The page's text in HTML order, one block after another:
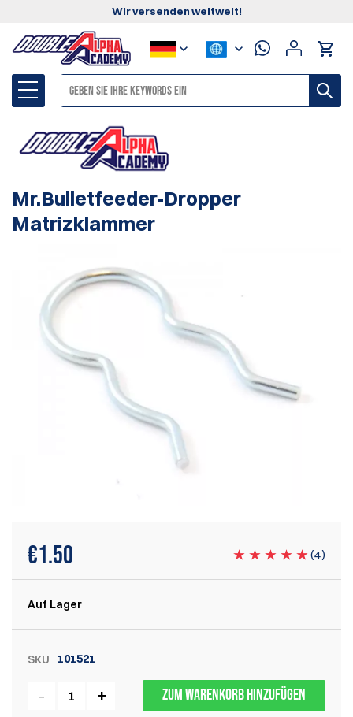
Wir versenden weltweit!
Mr.Bulletfeeder-Dropper
Matrizklammer
€1.50 (4)
Auf Lager
SKU 101521
ZUM WARENKORB HINZUFÜGEN